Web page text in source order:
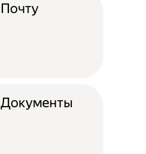
Почту
Документы